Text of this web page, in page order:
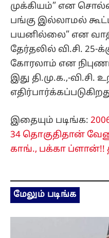
முக்கியம்” என
பங்கு இல்லாமல்
பயனில்லை” என
தேர்தலில் வி.சி.
கோரலாம் என
இது தி.மு.க.,-
இதையும் படிங்க:
34 தொகுதிதான்
காங்., பக்கா ப்ளான்!!
மேலும் படிங்க